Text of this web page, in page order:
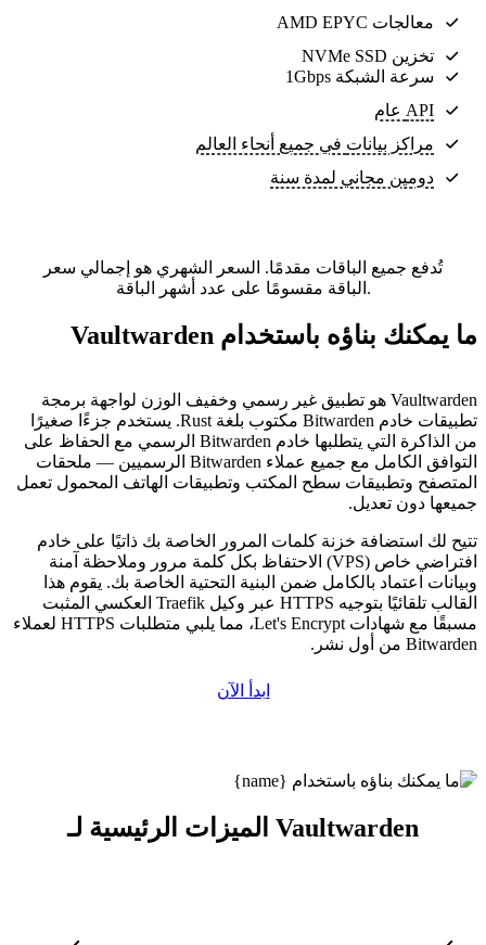
معالجات AMD EPYC
تخزين NVMe SSD
سرعة الشبكة 1Gbps
API عام
مراكز بيانات في جميع أنحاء العالم
دومين مجاني لمدة سنة
تُدفع جميع الباقات مقدمًا. السعر الشهري هو إجمالي سعر
الباقة مقسومًا على عدد أشهر الباقة.
ما يمكنك بناؤه باستخدام Vaultwarden
Vaultwarden هو تطبيق غير رسمي وخفيف الوزن لواجهة برمجة
تطبيقات خادم Bitwarden مكتوب بلغة Rust. يستخدم جزءًا صغيرًا
من الذاكرة التي يتطلبها خادم Bitwarden الرسمي مع الحفاظ على
التوافق الكامل مع جميع عملاء Bitwarden الرسميين — ملحقات
المتصفح وتطبيقات سطح المكتب وتطبيقات الهاتف المحمول تعمل
جميعها دون تعديل.
تتيح لك استضافة خزنة كلمات المرور الخاصة بك ذاتيًا على خادم
افتراضي خاص (VPS) الاحتفاظ بكل كلمة مرور وملاحظة آمنة
وبيانات اعتماد بالكامل ضمن البنية التحتية الخاصة بك. يقوم هذا
القالب تلقائيًا بتوجيه HTTPS عبر وكيل Traefik العكسي المثبت
مسبقًا مع شهادات Let's Encrypt، مما يلبي متطلبات HTTPS لعملاء
Bitwarden من أول نشر.
ابدأ الآن
الميزات الرئيسية لـ Vaultwarden